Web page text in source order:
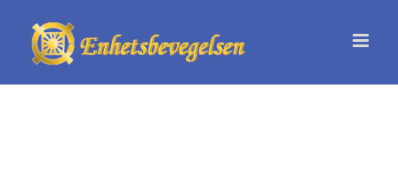
content